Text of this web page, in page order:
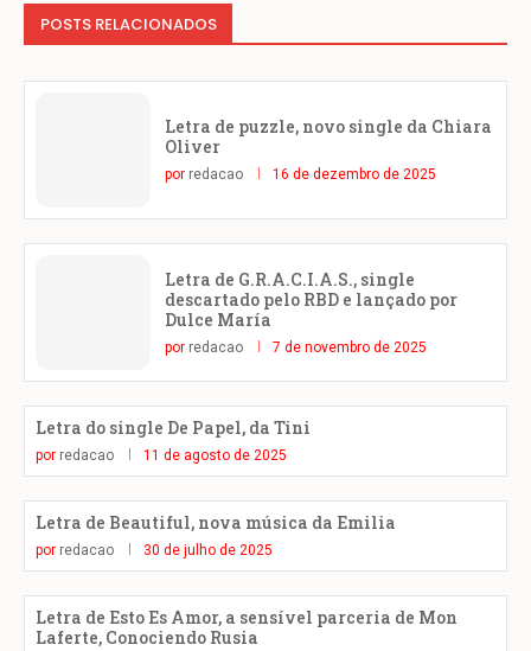
POSTS RELACIONADOS
Letra de puzzle, novo single da Chiara
Oliver
por redacao 16 de dezembro de 2025
Letra de G.R.A.C.I.A.S., single
descartado pelo RBD e lançado por
Dulce María
por redacao 7 de novembro de 2025
Letra do single De Papel, da Tini
por redacao 11 de agosto de 2025
Letra de Beautiful, nova música da Emilia
por redacao 30 de julho de 2025
Letra de Esto Es Amor, a sensível parceria de Mon
Laferte, Conociendo Rusia